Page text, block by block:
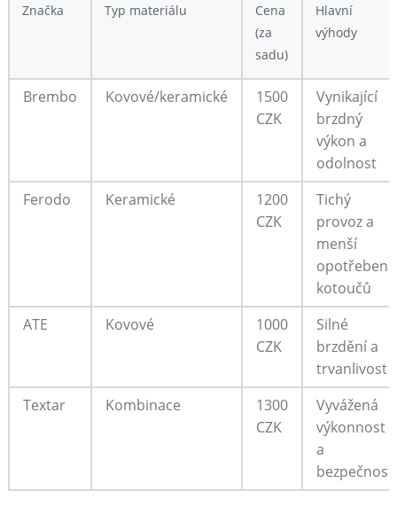
Značka Typ materiálu
Cena
(za
sadu)
Hlavní
výhody
Brembo Kovové/keramické
1500
CZK
Vynikající
brzdný
výkon a
odolnost
Ferodo
Keramické
1200
CZK
Tichý
provoz a
menší
opotřebení
kotoučů
ATE
Kovové
1000
CZK
Silné
brzdění‌ a
trvanlivost
Textar
Kombinace
1300
CZK
Vyvážená
výkonnost
a
bezpečnost